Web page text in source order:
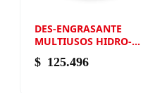
DES-ENGRASANTE
MULTIUSOS HIDRO-
SOLVENTE X 20 LITROS
$ 125.496